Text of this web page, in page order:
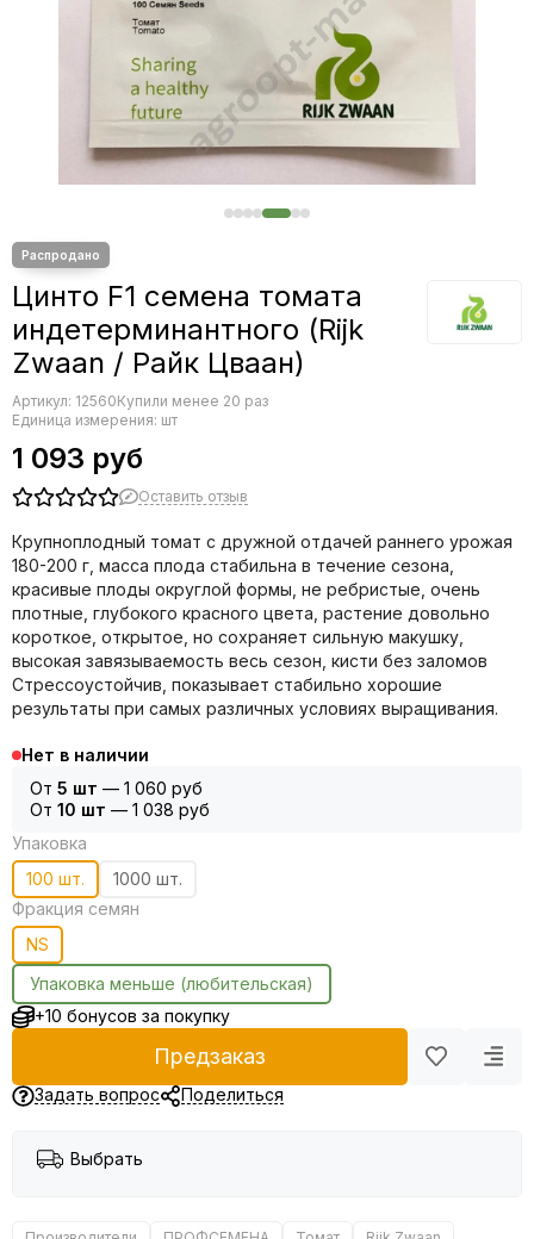
Земляника
Микрозелень - семена для проращивания
Фасоль
Фенхель
Цинто F1 семена томата
индетерминантного (Rijk
Zwaan / Райк Цваан)
Артикул: 12560Купили менее 20 раз
Единица измерения: шт
1 093 руб
Оставить отзыв
Крупноплодный томат с дружной отдачей раннего урожая
180-200 г, масса плода стабильна в течение сезона,
красивые плоды округлой формы, не ребристые, очень
плотные, глубокого красного цвета, растение довольно
короткое, открытое, но сохраняет сильную макушку,
высокая завязываемость весь сезон, кисти без заломов
Стрессоустойчив, показывает стабильно хорошие
результаты при самых различных условиях выращивания.
Нет в наличии
От 5 шт — 1 060 руб
От 10 шт — 1 038 руб
Упаковка
100 шт.
1000 шт.
Фракция семян
NS
Упаковка меньше (любительская)
+10 бонусов за покупку
Предзаказ
Задать вопрос Поделиться
Выбрать